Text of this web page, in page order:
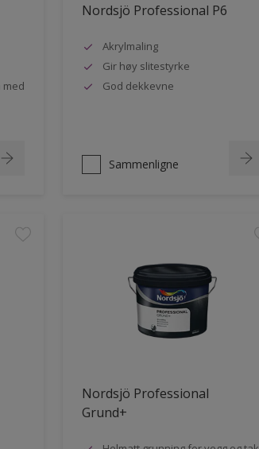
med
Nordsjö Professional P6
Akrylmaling
Gir høy slitestyrke
God dekkevne
Sammenligne
Nordsjö Professional
Grund+